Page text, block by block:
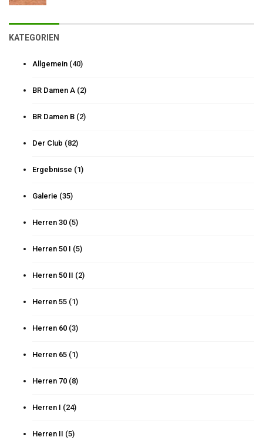
KATEGORIEN
Allgemein (40)
BR Damen A (2)
BR Damen B (2)
Der Club (82)
Ergebnisse (1)
Galerie (35)
Herren 30 (5)
Herren 50 I (5)
Herren 50 II (2)
Herren 55 (1)
Herren 60 (3)
Herren 65 (1)
Herren 70 (8)
Herren I (24)
Herren II (5)